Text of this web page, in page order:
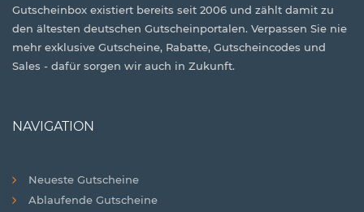
Gutscheinbox existiert bereits seit 2006 und zählt damit zu
den ältesten deutschen Gutscheinportalen. Verpassen Sie nie
mehr exklusive Gutscheine, Rabatte, Gutscheincodes und
Sales - dafür sorgen wir auch in Zukunft.
NAVIGATION
Neueste Gutscheine
Ablaufende Gutscheine